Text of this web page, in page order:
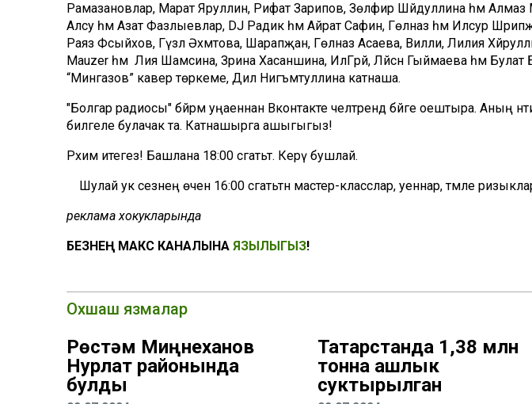
Рамазановлар, Марат Яруллин, Рифат Зарипов, Зөлфирә Шәйдуллина һәм
Алсу һәм Азат Фазлыевлар, DJ Радик һәм Айрат Сафин, Гөлназ һәм Илсур
Раяз Фәсыйхов, Гүзәл Әхмәтова, Шарапҗан, Гөлназ Асаева, Вилли, Лилия
Mauzer һәм Лия Шамсина, Зәрина Хасаншина, ИлГәрәй, Ләйсән Гыймаева һәм Булат
“Мингазов” кавер төркеме, Дилә Нигъмәтуллина катнаша.
"Болгар радиосы" бәйрәм уңаеннан Вконтакте челтәрендә бәйге оештыра. Аның
билгеле булачак та. Катнашырга ашыгыгыз!
Рәхим итегез! Башлана 18:00 сәгатьтә. Керү бушлай.
Шулай ук сезнең өчен 16:00 сәгатьтән мастер-класслар, уеннар, тәмле
реклама хокукларында
БЕЗНЕҢ МАКС КАНАЛЫНА ЯЗЫЛЫГЫЗ!
Охшаш язмалар
Рөстәм Миңнеханов
Нурлат районында
булды
Татарстанда 1,38 млн
тонна ашлык
суктырылган